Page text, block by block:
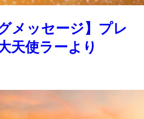
メッセージ】プレ
天使ラーより